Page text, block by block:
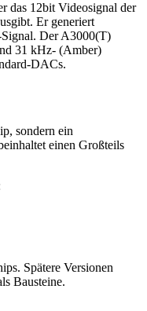
das 12bit Videosignal der
Er generiert
Der A3000(T)
31 kHz- (Amber)
DACs.
sondern ein
einen Großteils
Spätere Versionen
Bausteine.